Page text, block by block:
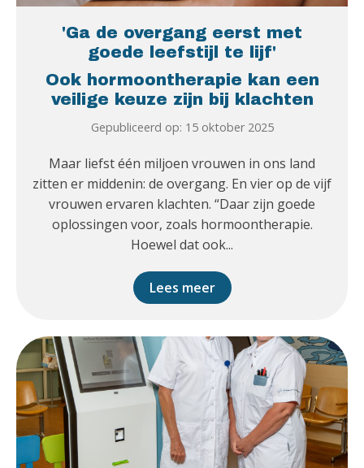
'Ga de overgang eerst met
goede leefstijl te lijf'
Ook hormoontherapie kan een
veilige keuze zijn bij klachten
Gepubliceerd op: 15 oktober 2025
Maar liefst één miljoen vrouwen in ons land
zitten er middenin: de overgang. En vier op de vijf
vrouwen ervaren klachten. “Daar zijn goede
oplossingen voor, zoals hormoontherapie.
Hoewel dat ook...
Lees meer